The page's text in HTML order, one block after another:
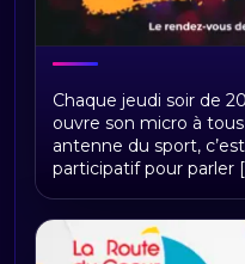
Libre antenne
Chaque jeudi soir de
ouvre son micro à
antenne du sport,
participatif pour parler